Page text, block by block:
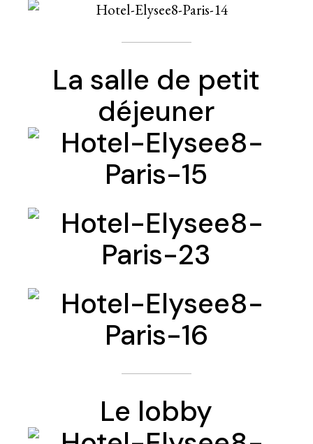
La salle de petit
déjeuner
Le lobby